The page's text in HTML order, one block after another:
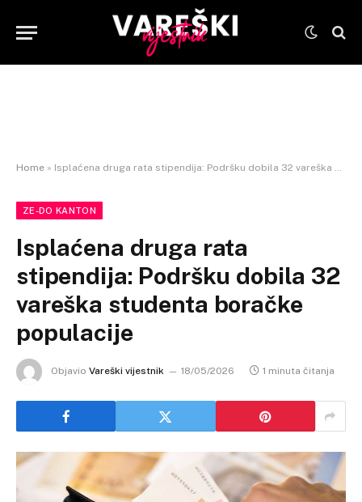
Home » Isplaćena druga rata stipendija: Podršku dobila 32 vareška studenta boračke populacije
ZE-DO KANTON
Isplaćena druga rata
stipendija: Podršku dobila 32
vareška studenta boračke
populacije
Objavio Vareški vijestnik 18/05/2026 1 minuta čitanja